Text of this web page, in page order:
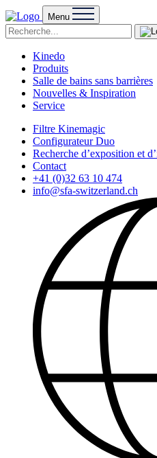
Menu
Kinedo
Produits
Salle de bains sans barrières
Nouvelles & Inspiration
Service
Filtre Kinemagic
Configurateur Duo
Recherche d’exposition et
Contact
+41 (0)32 63 10 474
info@sfa-switzerland.ch